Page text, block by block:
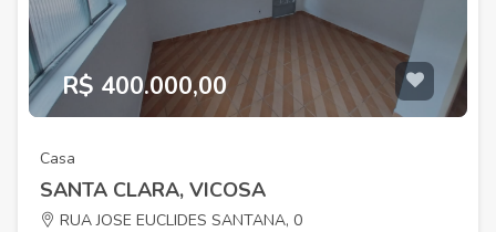
R$ 400.000,00
Casa
SANTA CLARA, VICOSA
RUA JOSE EUCLIDES SANTANA, 0